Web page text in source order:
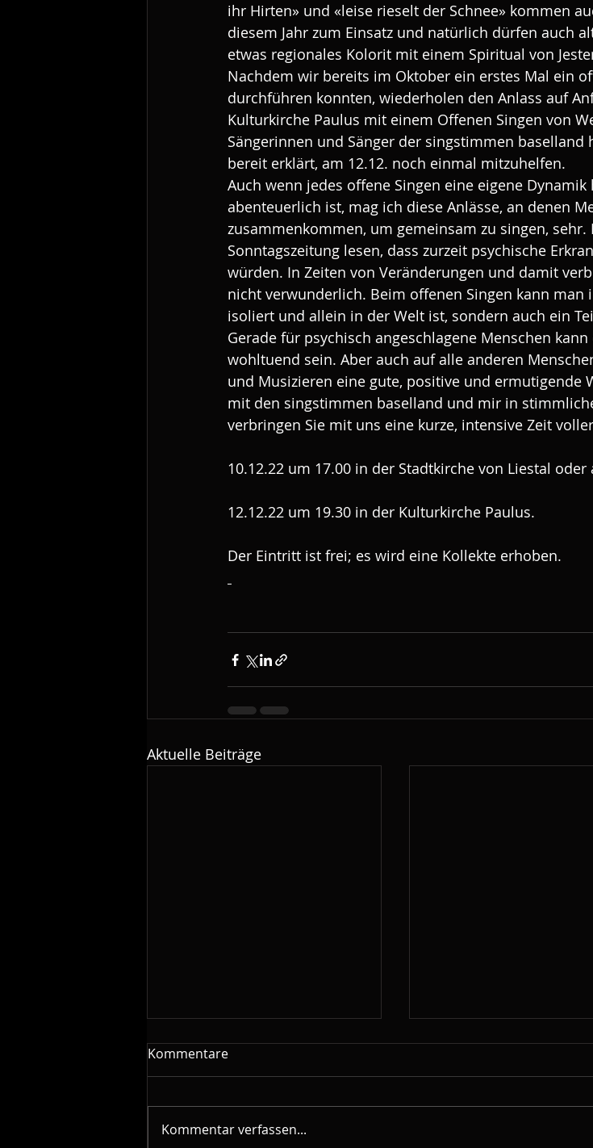
ihr Hirten» und «leise rieselt der Schnee» kommen
diesem Jahr zum Einsatz und natürlich dürfen auch
etwas regionales Kolorit mit einem Spiritual von
Nachdem wir bereits im Oktober ein erstes Mal ein
durchführen konnten, wiederholen den Anlass auf
Kulturkirche Paulus mit einem Offenen Singen von
Sängerinnen und Sänger der singstimmen baselland
bereit erklärt, am 12.12. noch einmal mitzuhelfen.
Auch wenn jedes offene Singen eine eigene
abenteuerlich ist, mag ich diese Anlässe, an denen
zusammenkommen, um gemeinsam zu singen,
Sonntagszeitung lesen, dass zurzeit psychische
würden. In Zeiten von Veränderungen und damit
nicht verwunderlich. Beim offenen Singen kann man
isoliert und allein in der Welt ist, sondern auch ein
Gerade für psychisch angeschlagene Menschen
wohltuend sein. Aber auch auf alle anderen
und Musizieren eine gute, positive und ermutigende
mit den singstimmen baselland und mir in
verbringen Sie mit uns eine kurze, intensive Zeit
10.12.22 um 17.00 in der Stadtkirche von Liestal oder
12.12.22 um 19.30 in der Kulturkirche Paulus.
Der Eintritt ist frei; es wird eine Kollekte erhoben.
Aktuelle Beiträge
Kommentare
Kommentar verfassen...